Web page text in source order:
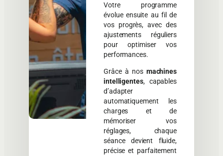
Votre programme
évolue ensuite au fil de
vos progrès, avec des
ajustements réguliers
pour optimiser vos
performances.
Grâce à nos machines
intelligentes, capables
d’adapter
automatiquement les
charges et de
mémoriser vos
réglages, chaque
séance devient fluide,
précise et parfaitement